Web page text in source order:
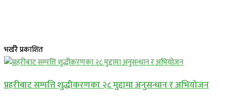
भर्खरै प्रकाशित
प्रहरीबाट सम्पत्ति शुद्धीकरणका २८ मुद्दामा अनुसन्धान र अभियोजन